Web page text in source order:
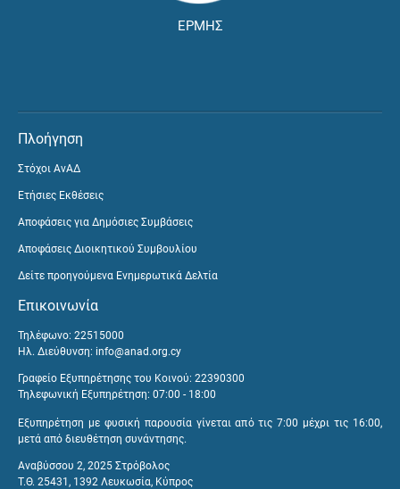
ΕΡΜΗΣ
Πλοήγηση
Στόχοι ΑνΑΔ
Ετήσιες Εκθέσεις
Αποφάσεις για Δημόσιες Συμβάσεις
Αποφάσεις Διοικητικού Συμβουλίου
Δείτε προηγούμενα Ενημερωτικά Δελτία
Επικοινωνία
Τηλέφωνο: 22515000
Ηλ. Διεύθυνση: info@anad.org.cy
Γραφείο Εξυπηρέτησης του Κοινού: 22390300
Τηλεφωνική Εξυπηρέτηση: 07:00 - 18:00
Εξυπηρέτηση με φυσική παρουσία γίνεται από τις 7:00 μέχρι τις 16:00,
μετά από διευθέτηση συνάντησης.
Αναβύσσου 2, 2025 Στρόβολος
Τ.Θ. 25431, 1392 Λευκωσία, Κύπρος